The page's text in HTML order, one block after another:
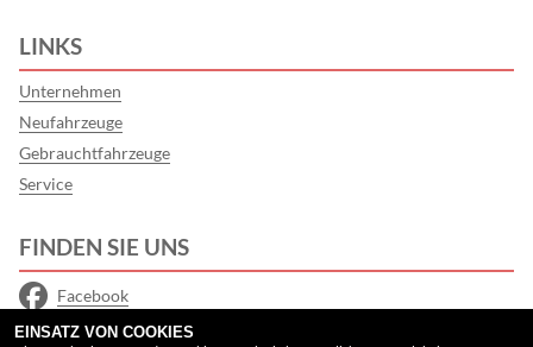
LINKS
Unternehmen
Neufahrzeuge
Gebrauchtfahrzeuge
Service
FINDEN SIE UNS
Facebook
Instagram
EINSATZ VON COOKIES